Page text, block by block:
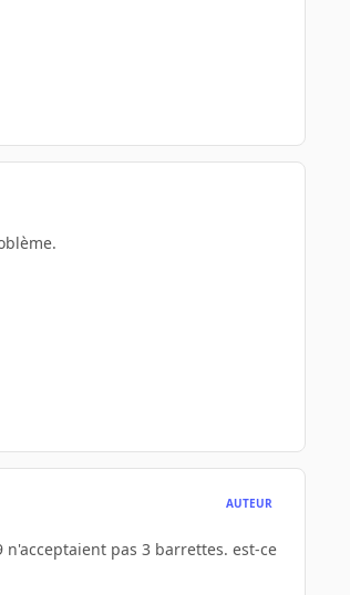
AUTEUR
pas 3 barrettes. est-ce